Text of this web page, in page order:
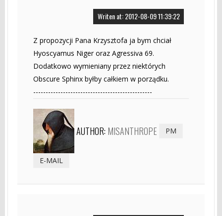
Writen at: 2012-08-09 11:39:22
Z propozycji Pana Krzysztofa ja bym chciał
Hyoscyamus Niger oraz Agressiva 69.
Dodatkowo wymieniany przez niektórych
Obscure Sphinx byłby całkiem w porządku.
------------------------------------------------
AUTHOR: MISANTHROPE PM
E-MAIL